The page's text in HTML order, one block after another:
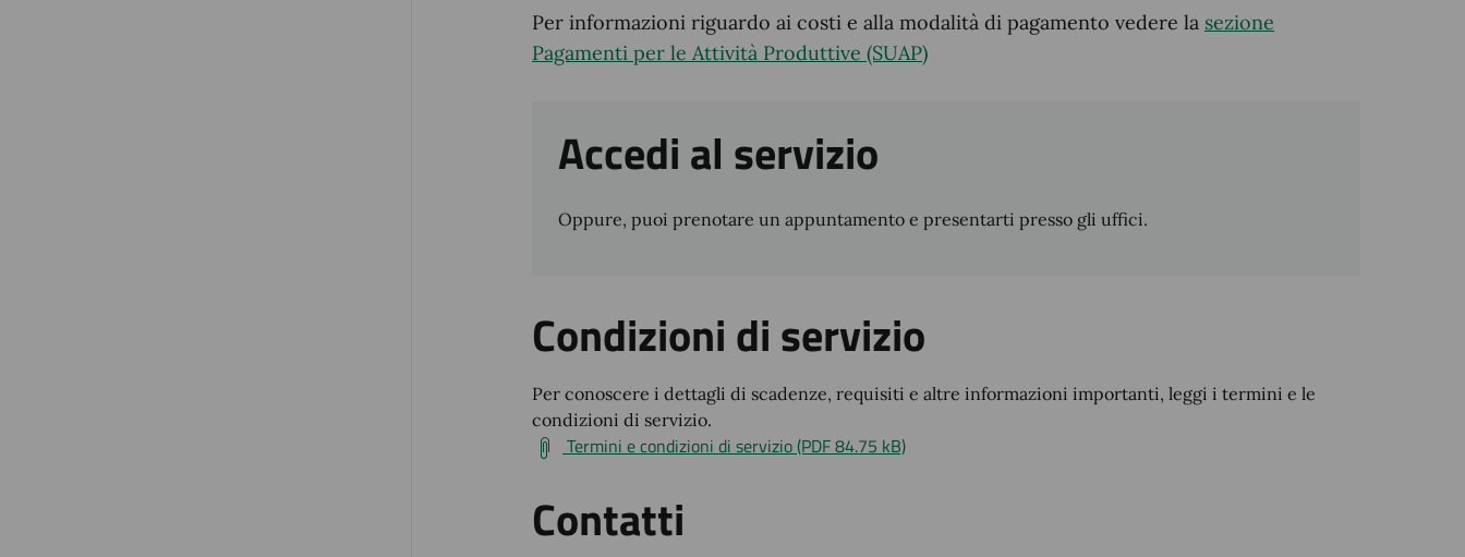
Per informazioni riguardo ai costi e alla modalità di pagamento vedere la sezione
Pagamenti per le Attività Produttive (SUAP)
Accedi al servizio
Oppure, puoi prenotare un appuntamento e presentarti presso gli uffici.
Condizioni di servizio
Per conoscere i dettagli di scadenze, requisiti e altre informazioni importanti, leggi i termini e le
condizioni di servizio.
Termini e condizioni di servizio (PDF 84.75 kB)
Contatti